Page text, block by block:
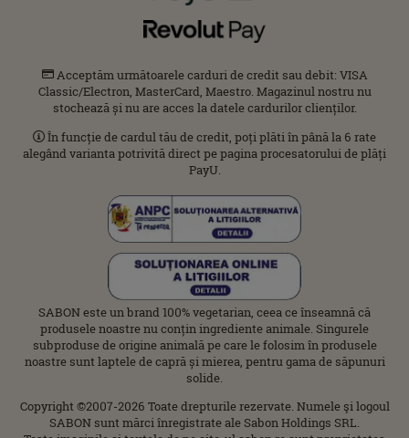
Acceptăm următoarele carduri de credit sau debit: VISA
Classic/Electron, MasterCard, Maestro. Magazinul nostru nu
stochează și nu are acces la datele cardurilor clienților.
În funcție de cardul tău de credit, poți plăti în până la 6 rate
alegând varianta potrivită direct pe pagina procesatorului de plăți
PayU.
SABON este un brand 100% vegetarian, ceea ce înseamnă că
produsele noastre nu conțin ingrediente animale. Singurele
subproduse de origine animală pe care le folosim în produsele
noastre sunt laptele de capră și mierea, pentru gama de săpunuri
solide.
Copyright ©2007-2026 Toate drepturile rezervate. Numele şi logoul
SABON sunt mărci înregistrate ale Sabon Holdings SRL.